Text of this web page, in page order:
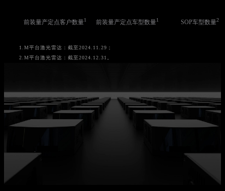
前装量产定点客户数量1 前装量产定点车型数量1 SOP车型数量2
1.M平台激光雷达：截至2024.11.29；
2.M平台激光雷达：截至2024.12.31。